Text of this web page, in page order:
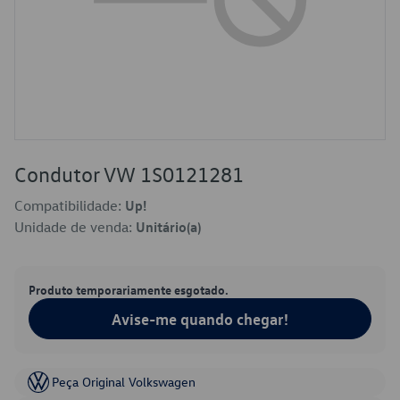
Condutor VW 1S0121281
Compatibilidade: Up!
Unidade de venda: Unitário(a)
Produto temporariamente esgotado.
Avise-me quando chegar!
Peça Original Volkswagen